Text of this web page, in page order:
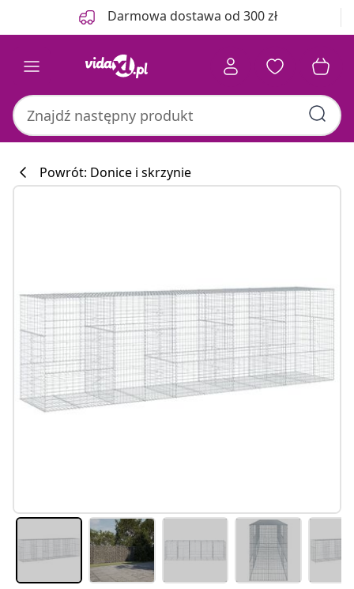
Darmowa dostawa od 300 zł
Powrót: Donice i skrzynie